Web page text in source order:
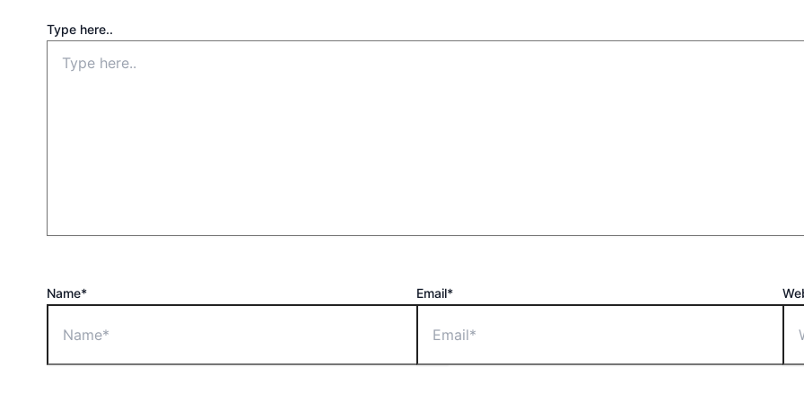
Type here..
Name* Email*